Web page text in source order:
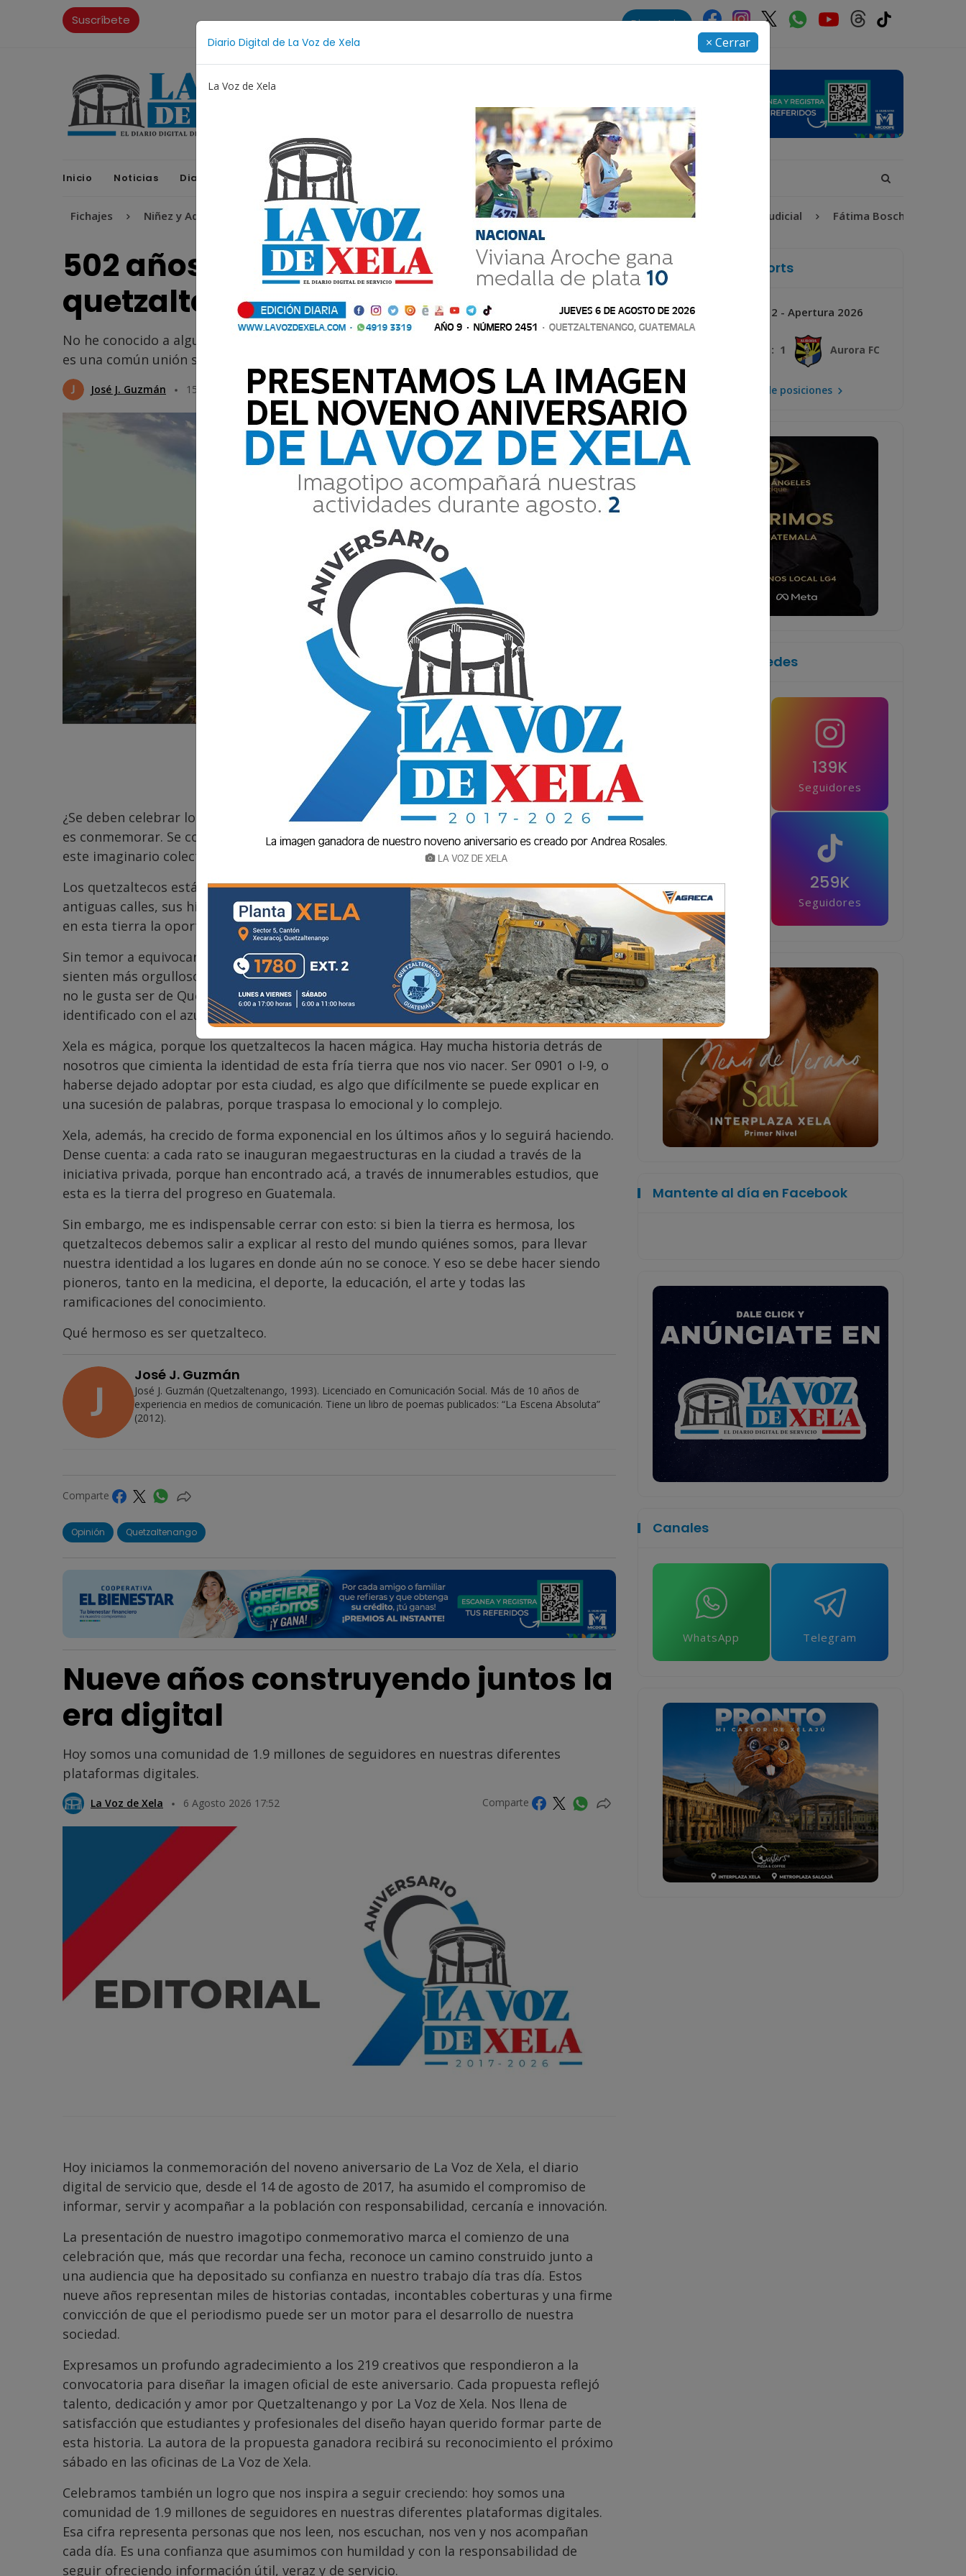
Diario Digital de La Voz de Xela × Cerrar
La Voz de Xela
Suscríbete Directorio
Inicio Noticias Diario Digital Opiniones La Voz de Xela Sports Contáctanos LA VOZ 25
Fichajes Niñez y Adolescencia Estafa Protección Infantil Incendios Festival de Bandas 2026 Proceso Judicial Fátima Bosch
502 años: orgullo y tradición
quetzalteca
No he conocido a alguien que diga que no le gusta ser de Quetzaltenango; al contrario,
es una común unión sentirse identificado con el azul, blanco y rojo de nuestra bandera
José J. Guzmán 15 Mayo 2026 14:27 Comparte
¿Se deben celebrar los 502 años de fundación de Xela? Considero que la palabra propicia
es conmemorar. Se conmemora el inicio de una sucesión de eventos que nos han traído a
este imaginario colectivo, a lo que llamamos orgullo quetzalteco.
Los quetzaltecos están llenos de orgullo por diferentes razones: por su cultura, sus
antiguas calles, sus historias y leyendas, su equipo y, para otros, porque han encontrado
en esta tierra la oportunidad, el amor, el trabajo o la familia.
Sin temor a equivocarme, creo que es el lugar de Guatemala en donde sus habitantes se
sienten más orgullosos de lo que les pertenece. No he conocido a alguien que diga que
no le gusta ser de Quetzaltenango; al contrario, es una común unión sentirse
identificado con el azul, blanco y rojo de nuestra bandera.
Xela es mágica, porque los quetzaltecos la hacen mágica. Hay mucha historia detrás de
nosotros que cimienta la identidad de esta fría tierra que nos vio nacer. Ser 0901 o I-9, o
haberse dejado adoptar por esta ciudad, es algo que difícilmente se puede explicar en
una sucesión de palabras, porque traspasa lo emocional y lo complejo.
Xela, además, ha crecido de forma exponencial en los últimos años y lo seguirá haciendo.
Dense cuenta: a cada rato se inauguran megaestructuras en la ciudad a través de la
iniciativa privada, porque han encontrado acá, a través de innumerables estudios, que
esta es la tierra del progreso en Guatemala.
Sin embargo, me es indispensable cerrar con esto: si bien la tierra es hermosa, los
quetzaltecos debemos salir a explicar al resto del mundo quiénes somos, para llevar
nuestra identidad a los lugares en donde aún no se conoce. Y eso se debe hacer siendo
pioneros, tanto en la medicina, el deporte, la educación, el arte y todas las
ramificaciones del conocimiento.
Qué hermoso es ser quetzalteco.
José J. Guzmán
José J. Guzmán (Quetzaltenango, 1993). Licenciado en Comunicación Social. Más de 10 años de
experiencia en medios de comunicación. Tiene un libro de poemas publicados: “La Escena Absoluta”
(2012).
Comparte
Opinión Quetzaltenango
Nueve años construyendo juntos la
era digital
Hoy somos una comunidad de 1.9 millones de seguidores en nuestras diferentes
plataformas digitales.
La Voz de Xela 6 Agosto 2026 17:52 Comparte
Hoy iniciamos la conmemoración del noveno aniversario de La Voz de Xela, el diario
digital de servicio que, desde el 14 de agosto de 2017, ha asumido el compromiso de
informar, servir y acompañar a la población con responsabilidad, cercanía e innovación.
La presentación de nuestro imagotipo conmemorativo marca el comienzo de una
celebración que, más que recordar una fecha, reconoce un camino construido junto a
una audiencia que ha depositado su confianza en nuestro trabajo día tras día. Estos
nueve años representan miles de historias contadas, incontables coberturas y una firme
convicción de que el periodismo puede ser un motor para el desarrollo de nuestra
sociedad.
Expresamos un profundo agradecimiento a los 219 creativos que respondieron a la
convocatoria para diseñar la imagen oficial de este aniversario. Cada propuesta reflejó
talento, dedicación y amor por Quetzaltenango y por La Voz de Xela. Nos llena de
satisfacción que estudiantes y profesionales del diseño hayan querido formar parte de
esta historia. La autora de la propuesta ganadora recibirá su reconocimiento el próximo
sábado en las oficinas de La Voz de Xela.
Celebramos también un logro que nos inspira a seguir creciendo: hoy somos una
comunidad de 1.9 millones de seguidores en nuestras diferentes plataformas digitales.
Esa cifra representa personas que nos leen, nos escuchan, nos ven y nos acompañan
cada día. Es una confianza que asumimos con humildad y con la responsabilidad de
seguir ofreciendo información útil, veraz y de servicio.
La Voz de Xela Sports
Próximo Jornada 2 - Apertura 2026
3 : 1 Aurora FC
Mira la tabla de posiciones
Síguenos en las redes
139K
Seguidores
42.5K
Seguidores
259K
Seguidores
Mantente al día en Facebook
Canales
WhatsApp Telegram